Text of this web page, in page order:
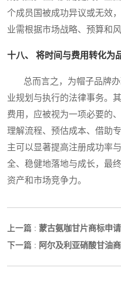
个成员国被成功异议或无效
业需根据市场战略、预算和
十八、 将时间与费用转化为
总而言之，为帽子品牌办
业规划与执行的法律事务。
费用，应被视为一项必要的
理解流程、预估成本、借助
主可以显著提高注册成功率
全、稳健地落地与成长，最
资产和市场竞争力。
上一篇 : 蒙古氨咖甘片商标申
下一篇 : 阿尔及利亚硝酸甘油